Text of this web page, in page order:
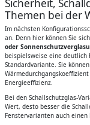
Sicherheit,
Themen bei der
Im nächsten
an. Denn hier können Sie
oder
beispielsweise eine deutlich
Standardvariante. Sie
Energieeffizienz.
Bei den Schallschutzglas-
Wert, desto besser die
Fenstervarianten auch einen